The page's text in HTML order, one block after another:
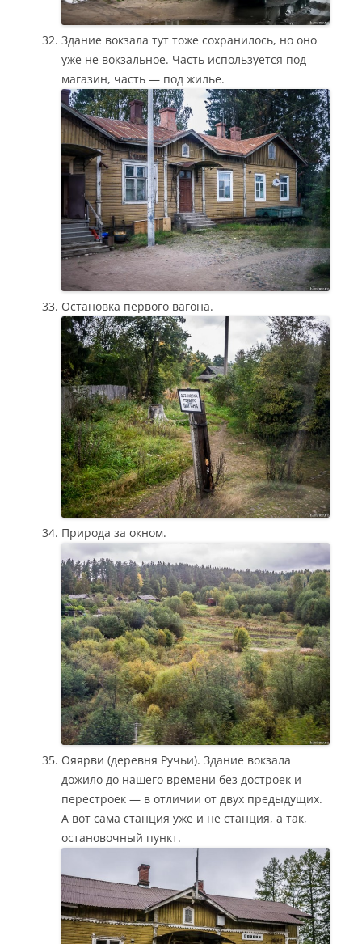
Здание вокзала тут тоже сохранилось, но оно
уже не вокзальное. Часть используется под
магазин, часть — под жилье.
Остановка первого вагона.
Природа за окном.
Ояярви (деревня Ручьи). Здание вокзала
дожило до нашего времени без достроек и
перестроек — в отличии от двух предыдущих.
А вот сама станция уже и не станция, а так,
остановочный пункт.